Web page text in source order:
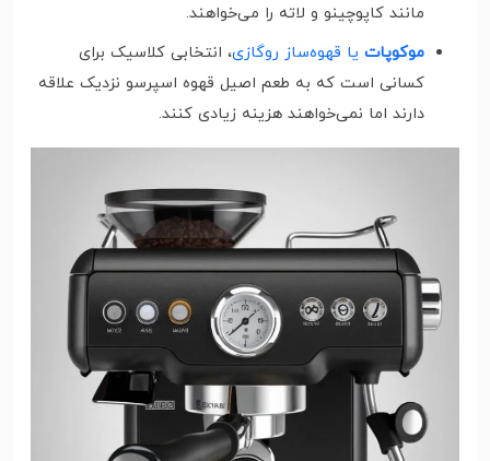
مانند کاپوچینو و لاته را می‌خواهند.
موکوپات یا قهوه‌ساز روگازی، انتخابی کلاسیک برای
کسانی است که به طعم اصیل قهوه اسپرسو نزدیک علاقه
دارند اما نمی‌خواهند هزینه زیادی کنند.